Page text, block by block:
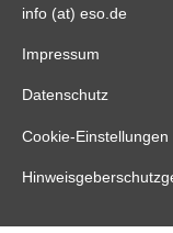
info (at) eso.de
Impressum
Datenschutz
Cookie-Einstellungen